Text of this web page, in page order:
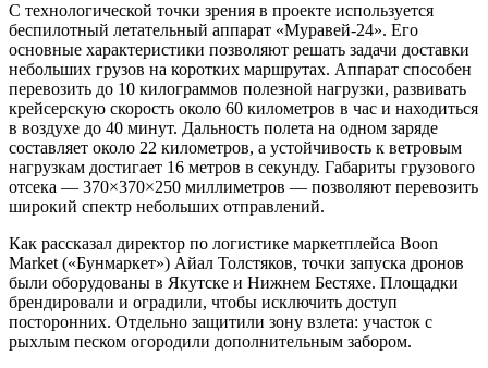
С технологической точки зрения в проекте используется
беспилотный летательный аппарат «Муравей-24». Его
основные характеристики позволяют решать задачи доставки
небольших грузов на коротких маршрутах. Аппарат способен
перевозить до 10 килограммов полезной нагрузки, развивать
крейсерскую скорость около 60 километров в час и находиться
в воздухе до 40 минут. Дальность полета на одном заряде
составляет около 22 километров, а устойчивость к ветровым
нагрузкам достигает 16 метров в секунду. Габариты грузового
отсека — 370×370×250 миллиметров — позволяют перевозить
широкий спектр небольших отправлений.
Как рассказал директор по логистике маркетплейса Boon
Market («Бунмаркет») Айал Толстяков, точки запуска дронов
были оборудованы в Якутске и Нижнем Бестяхе. Площадки
брендировали и оградили, чтобы исключить доступ
посторонних. Отдельно защитили зону взлета: участок с
рыхлым песком огородили дополнительным забором.